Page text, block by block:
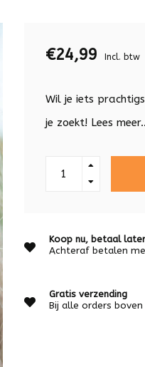
€24,99 Incl. btw
Wil je iets
je zoekt! Lees meer..
Koop nu, betaal
Achteraf betalen
Gratis verzending
Bij alle orders boven